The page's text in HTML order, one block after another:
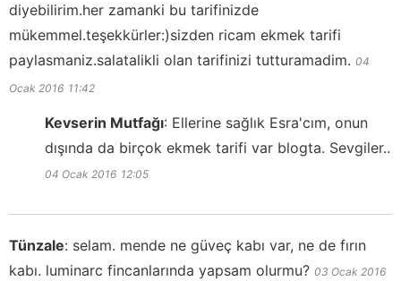
diyebilirim.her zamanki bu tarifinizde
mükemmel.teşekkürler:)sizden ricam ekmek tarifi
paylasmaniz.salatalikli olan tarifinizi tutturamadim. 04
Ocak 2016 11:42
Kevserin Mutfağı: Ellerine sağlık Esra'cım, onun
dışında da birçok ekmek tarifi var blogta. Sevgiler..
04 Ocak 2016 12:05
Tünzale: selam. mende ne güveç kabı var, ne de fırın
kabı. luminarc fincanlarında yapsam olurmu? 03 Ocak 2016